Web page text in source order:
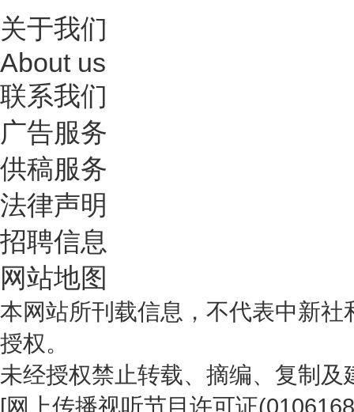
关于我们
About us
联系我们
广告服务
供稿服务
法律声明
招聘信息
网站地图
本网站所刊载信息，不代表中新
授权。
未经授权禁止转载、摘编、复制
[网上传播视听节目许可证